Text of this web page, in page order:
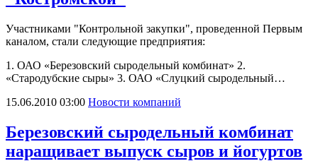
Участниками "Контрольной закупки", проведенной Первым
каналом, стали следующие предприятия:
1. ОАО «Березовский сыродельный комбинат» 2.
«Стародубские сыры» 3. ОАО «Слуцкий сыродельный…
15.06.2010 03:00 Новости компаний
Березовский сыродельный комбинат
наращивает выпуск сыров и йогуртов